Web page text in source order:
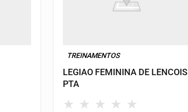
TREINAMENTOS
LEGIAO FEMININA DE LENCOIS
PTA
★ ★ ★ ★ ★